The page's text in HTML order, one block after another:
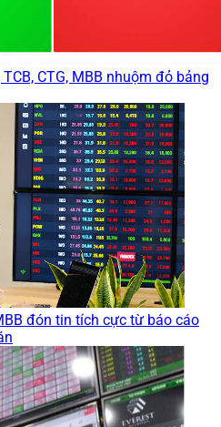
CTG, MBB nhuộm đỏ bảng
đón tin tích cực từ báo cáo